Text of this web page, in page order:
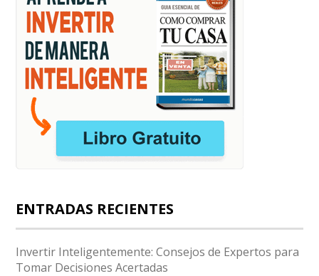
ENTRADAS RECIENTES
Invertir Inteligentemente: Consejos de Expertos para
Tomar Decisiones Acertadas